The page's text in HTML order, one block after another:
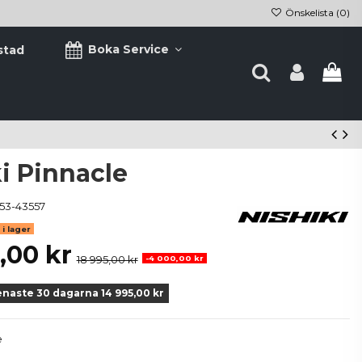
Önskelista (0)
Boka Service
Pinnacle
43557
i lager
kr 18 995,00 kr -4 000,00 kr
30 dagarna 14 995,00 kr